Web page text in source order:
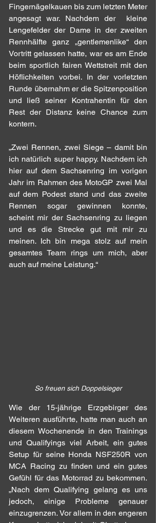
Fingernägelkauen bis zum letzten Meter
angesagt war. Nachdem der  kleine
Lengefelder der Dame in der zweiten
Rennhälfte ganz „gentlemenlike“ den
Vortritt gelassen hatte, war es am Ende
beim sportlich fairen Wettstreit mit den
Höflichkeiten vorbei. In der vorletzten
Runde übernahm er die Spitzenposition
und ließ seiner Kontrahentin für den
Rest der Distanz keine Chance zum
kontern.
„Zwei Rennen, zwei Siege – damit bin
ich natürlich super happy. Nachdem ich
hier auf dem Sachsenring im vorigen
Jahr im Rahmen des MotoGP zwei Mal
auf dem Podest stand und das zweite
Rennen sogar gewinnen konnte,
scheint mir der Sachsenring zu liegen
und es die Strecke gut mit mir zu
meinen. Ich bin mega stolz auf mein
gesamtes Team rings um mich, aber
auch auf meine Leistung.“
So freuen sich Doppelsieger
Wie der 15-jährige Erzgebirger des
Weiteren ausführte, hatte man auch an
diesem Wochenende in den Trainings
und Qualifyings viel Arbeit, ein gutes
Setup für seine Honda NSF250R von
MCA Racing zu finden und ein gutes
Gefühl für das Motorrad zu bekommen.
„Nach dem Qualifying gelang es uns
jedoch, einige Probleme genauer
einzugrenzen. Vor allem in den engeren